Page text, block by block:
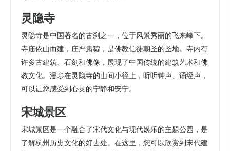
灵隐寺
灵隐寺是中国著名的古刹之一，位于风景秀丽的飞来峰下。
寺庙依山而建，庄严肃穆，是佛教信徒朝圣的圣地。寺内有
许多古建筑、石刻和佛像，展现了中国传统的建筑艺术和佛
教文化。漫步在灵隐寺的山间小径上，听听钟声、诵经声，
可以让您感受到心灵的宁静和安宁。
宋城景区
宋城景区是一个融合了宋代文化与现代娱乐的主题公园，是
了解杭州历史文化的好去处。在这里，您可以欣赏到宋代建